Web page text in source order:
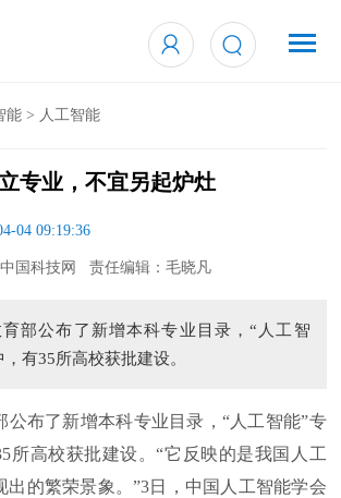
能 > 人工智能
专业，不宜另起炉灶
04 09:19:36
国科技网 责任编辑：毛晓凡
部公布了新增本科专业目录，“人工智
有35所高校获批建设。
布了新增本科专业目录，“人工智能”专
所高校获批建设。“它反映的是我国人工
出的繁荣景象。”3日，中国人工智能学会